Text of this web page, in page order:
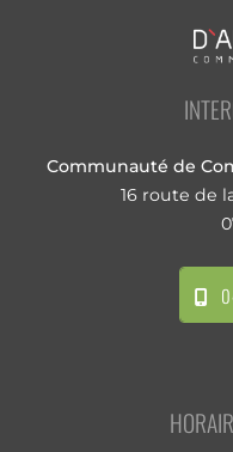
Communauté de
16 route de